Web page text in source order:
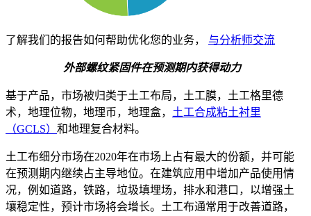
了解我们的报告如何帮助优化您的业务， 与分析师交流
外部螺纹紧固件在预测期内获得动力
基于产品，市场被归类于土工布局，土工膜，土工格里德
术，地理位物，地理币，地理盒， 土工合成粘土衬里
（GCLS） 和地理复合材料。
土工布细分市场在2020年在市场上占有最大的份额，并可能
在预测期内继续占主导地位。在建筑应用中增加产品使用情
况，例如道路，铁路，垃圾填埋场，排水和港口，以增强土
壤稳定性，预计市场将会增长。土工布通常用于改善道路，